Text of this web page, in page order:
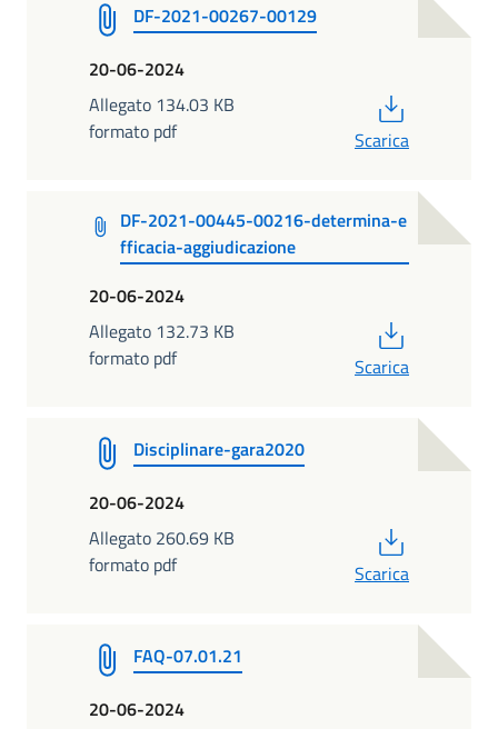
DF-2021-00267-00129
20-06-2024
Allegato 134.03 KB
formato pdf
Scarica
DF-2021-00445-00216-determina-e
fficacia-aggiudicazione
20-06-2024
Allegato 132.73 KB
formato pdf
Scarica
Disciplinare-gara2020
20-06-2024
Allegato 260.69 KB
formato pdf
Scarica
FAQ-07.01.21
20-06-2024